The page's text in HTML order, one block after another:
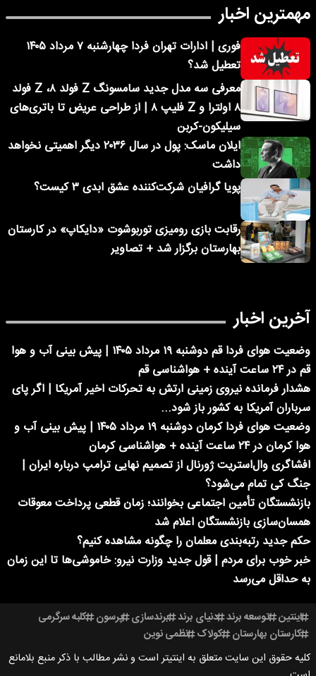
مهمترین اخبار
فوری | ادارات تهران فردا چهارشنبه ۷ مرداد ۱۴۰۵
تعطیل شد؟
معرفی سه مدل جدید سامسونگ Z فولد ۸، Z فولد
۸ اولترا و Z فلیپ ۸ | از طراحی عریض تا باتری‌های
سیلیکون-کربن
ایلان ماسک: پول در سال ۲۰۳۶ دیگر اهمیتی نخواهد
داشت
پویا گرافیان شرکت‌کننده عشق ابدی ۳ کیست؟
رقابت بازی رومیزی توربوشوت «دایکاپ» در کارستان
بهارستان برگزار شد + تصاویر
آخرین اخبار
وضعیت هوای فردا قم دوشنبه ۱۹ مرداد ۱۴۰۵ | پیش بینی آب و هوا
قم در ۲۴ ساعت آینده + هواشناسی قم
هشدار فرمانده نیروی زمینی ارتش به تحرکات اخیر آمریکا | اگر پای
سرباران آمریکا به کشور باز شود...
وضعیت هوای فردا کرمان دوشنبه ۱۹ مرداد ۱۴۰۵ | پیش بینی آب و
هوا کرمان در ۲۴ ساعت آینده + هواشناسی کرمان
افشاگری وال‌استریت ژورنال از تصمیم نهایی ترامپ درباره ایران |
جنگ کی تمام می‌شود؟
بازنشستگان تأمین اجتماعی بخوانند؛ زمان قطعی پرداخت معوقات
همسان‌سازی بازنشستگان اعلام شد
حکم جدید رتبه‌بندی معلمان را چگونه مشاهده کنیم؟
خبر خوب برای مردم | قول جدید وزارت نیرو: خاموشی‌ها تا این زمان
به حداقل می‌رسد
اینتین توسعه برند دنیای برند برندسازی پرسون کلبه سرگرمی
کارستان بهارستان کولاک نظمی نوین
کلیه حقوق این سایت متعلق به اینتیتر است و نشر مطالب با ذکر منبع بلامانع